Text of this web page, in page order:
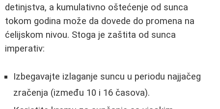
detinjstva, a kumulativno oštećenje od sunca
tokom godina može da dovede do promena na
ćelijskom nivou. Stoga je zaštita od sunca
imperativ:
Izbegavajte izlaganje suncu u periodu najjačeg
zračenja (između 10 i 16 časova).